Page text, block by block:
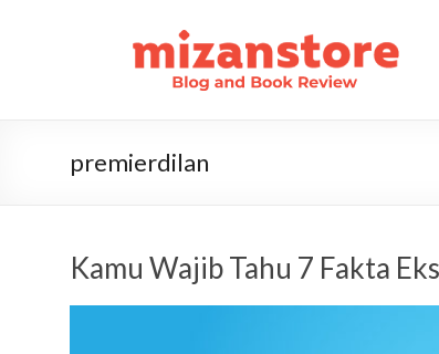
premierdilan
Kamu Wajib Tahu 7 Fakta